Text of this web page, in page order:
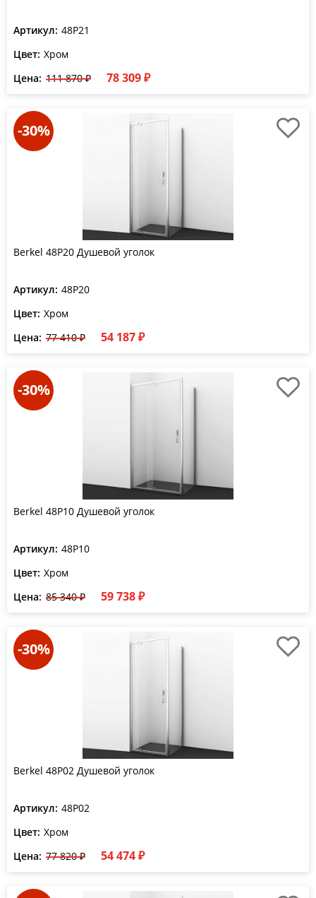
Артикул: 48P21
Цвет: Хром
Цена: 111 870 ₽ 78 309 ₽
-30%
Berkel 48P20 Душевой уголок
Артикул: 48P20
Цвет: Хром
Цена: 77 410 ₽ 54 187 ₽
-30%
Berkel 48P10 Душевой уголок
Артикул: 48P10
Цвет: Хром
Цена: 85 340 ₽ 59 738 ₽
-30%
Berkel 48P02 Душевой уголок
Артикул: 48P02
Цвет: Хром
Цена: 77 820 ₽ 54 474 ₽